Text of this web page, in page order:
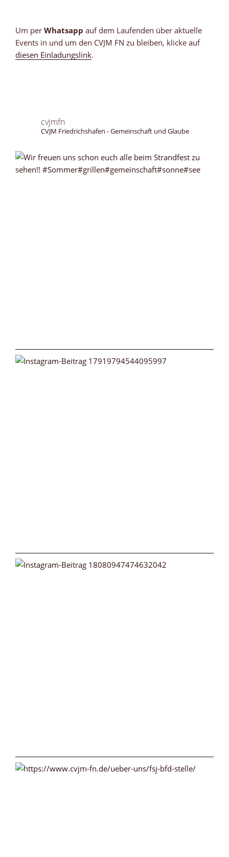
Um per Whatsapp auf dem Laufenden über aktuelle
Events in und um den CVJM FN zu bleiben, klicke auf
diesen Einladungslink.
cvjmfn
CVJM Friedrichshafen - Gemeinschaft und Glaube